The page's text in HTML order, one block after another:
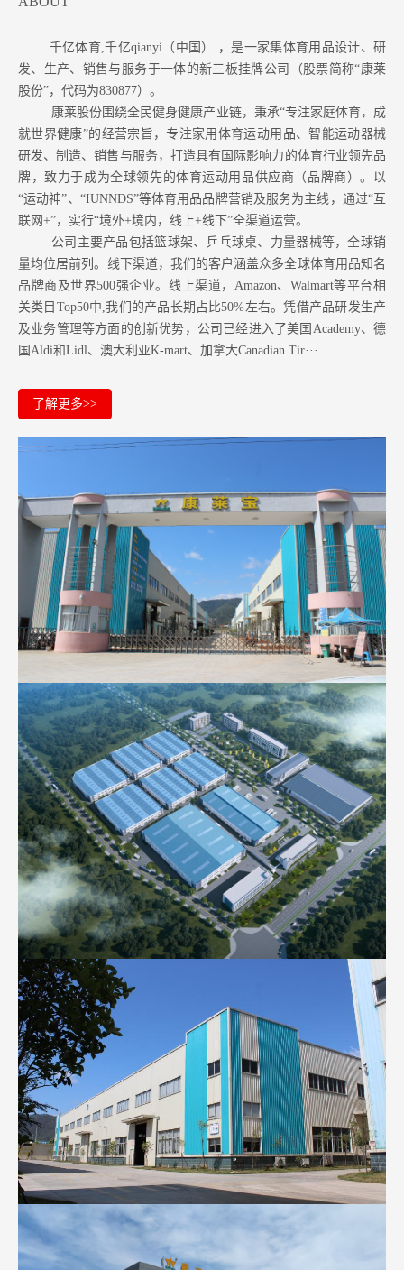
千亿体育,千亿qianyi（中国） ，是一家集体育用品设计、研
发、生产、销售与服务于一体的新三板挂牌公司（股票简称“康莱
股份”，代码为830877）。
康莱股份围绕全民健身健康产业链，秉承“专注家庭体育，成
就世界健康”的经营宗旨，专注家用体育运动用品、智能运动器械
研发、制造、销售与服务，打造具有国际影响力的体育行业领先品
牌，致力于成为全球领先的体育运动用品供应商（品牌商）。以
“运动神”、“IUNNDS”等体育用品品牌营销及服务为主线，通过“互
联网+”，实行“境外+境内，线上+线下”全渠道运营。
公司主要产品包括篮球架、乒乓球桌、力量器械等，全球销
量均位居前列。 线下渠道，我们的客户涵盖众多全球体育用品知名
品牌商及世界500强企业。 线上渠道，Amazon、Walmart等平台相
关类目Top50中,我们的产品长期占比50%左右。凭借产品研发生产
及业务管理等方面的创新优势，公司已经进入了美国Academy、德
国Aldi和Lidl、澳大利亚K-mart、加拿大Canadian Tir···
了解更多>>